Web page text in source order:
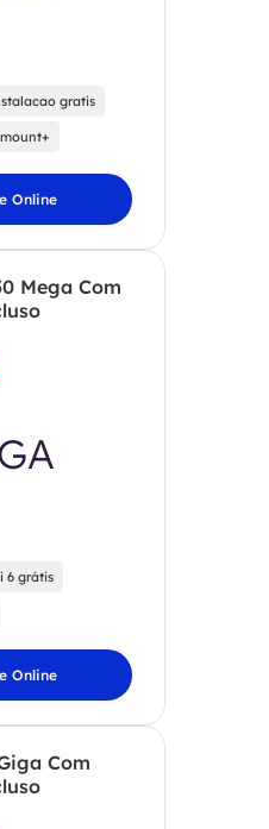
gratis
Online
Mega Com
6 grátis
Online
Com